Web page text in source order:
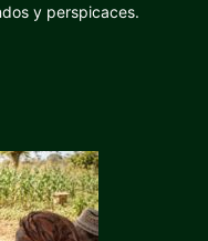
y perspicaces.